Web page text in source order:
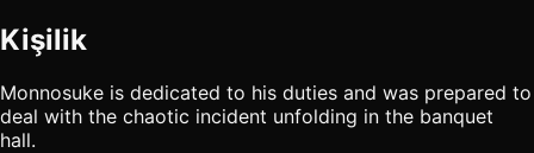
Kişilik
Monnosuke is dedicated to his duties and was prepared to
deal with the chaotic incident unfolding in the banquet
hall.